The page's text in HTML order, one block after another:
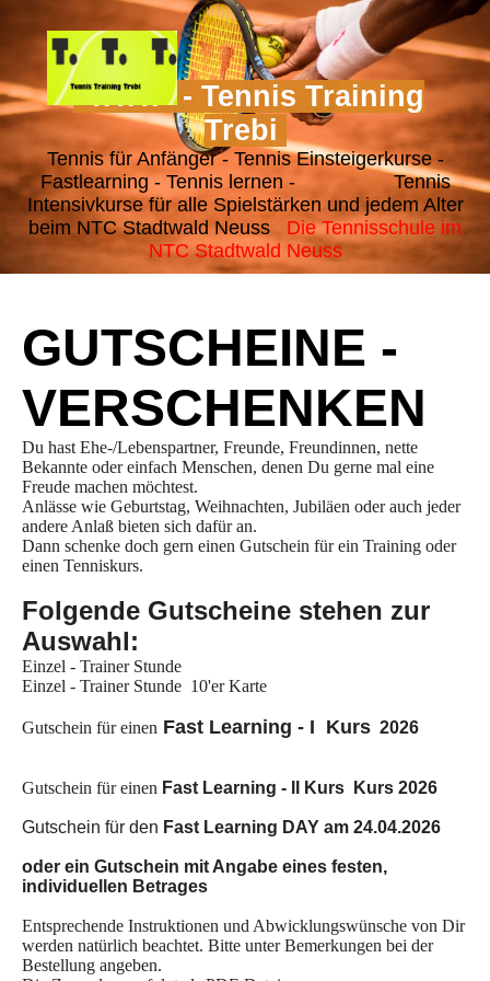
"T.T.T." - Tennis Training
Trebi
Tennis für Anfänger - Tennis Einsteigerkurse -
Fastlearning - Tennis lernen - Tennis
Intensivkurse für alle Spielstärken und jedem Alter
beim NTC Stadtwald Neuss Die Tennisschule im
NTC Stadtwald Neuss
GUTSCHEINE -
VERSCHENKEN
Du hast Ehe-/Lebenspartner, Freunde, Freundinnen, nette
Bekannte oder einfach Menschen, denen Du gerne mal eine
Freude machen möchtest.
Anlässe wie Geburtstag, Weihnachten, Jubiläen oder auch jeder
andere Anlaß bieten sich dafür an.
Dann schenke doch gern einen Gutschein für ein Training oder
einen Tenniskurs.
Folgende Gutscheine stehen zur
Auswahl:
Einzel - Trainer Stunde
Einzel - Trainer Stunde 10'er Karte
Gutschein für einen Fast Learning - I Kurs 2026
Gutschein für einen Fast Learning - II Kurs Kurs 2026
Gutschein für den Fast Learning DAY am 24.04.2026
oder ein Gutschein mit Angabe eines festen,
individuellen Betrages
Entsprechende Instruktionen und Abwicklungswünsche von Dir
werden natürlich beachtet. Bitte unter Bemerkungen bei der
Bestellung angeben.